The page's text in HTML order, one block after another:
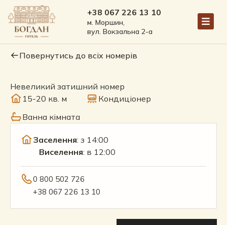
+38 067 226 13 10
м. Моршин,
вул. Вокзальна 2-а
Повернутись до всіх номерів
Невеликий затишний номер
15-20 кв. м
Кондиціонер
Ванна кімната
Заселення: з 14:00
Виселення: в 12:00
0 800 502 726
+38 067 226 13 10